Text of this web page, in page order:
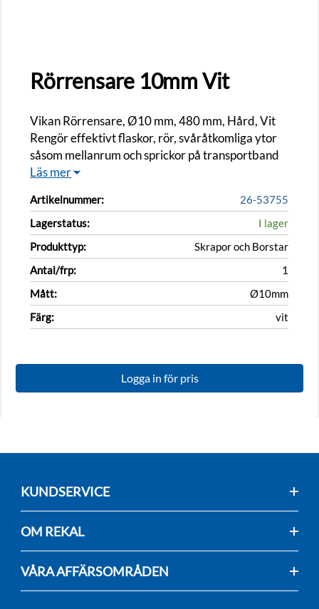
Rörrensare 10mm Vit
Vikan Rörrensare, Ø10 mm, 480 mm, Hård, Vit
Rengör effektivt flaskor, rör, svåråtkomliga ytor
såsom mellanrum och sprickor på transportband
Läs mer
Artikelnummer:
26-53755
Lagerstatus:
I lager
Produkttyp:
Skrapor och Borstar
Antal/frp:
1
Mått:
Ø10mm
Färg:
vit
Logga in för pris
KUNDSERVICE
OM REKAL
VÅRA AFFÄRSOMRÅDEN